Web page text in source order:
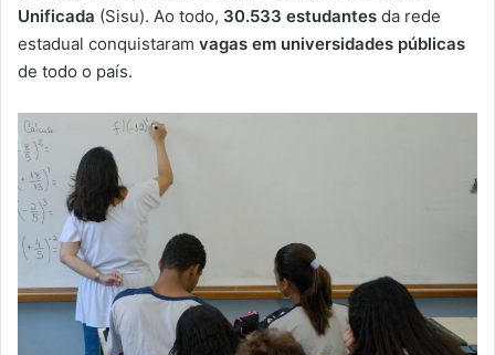
m
a
Unificada (Sisu). Ao todo, 30.533 estudantes da rede
estadual conquistaram vagas em universidades públicas
de todo o país.